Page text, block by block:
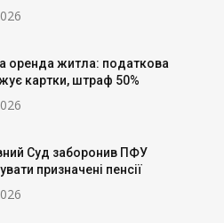
оренда житла: податкова
картки, штраф 50%
Суд заборонив ПФУ
призначені пенсії